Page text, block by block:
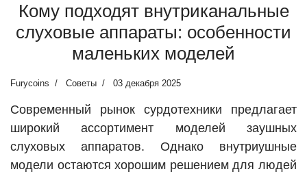
Кому подходят внутриканальные
слуховые аппараты: особенности
маленьких моделей
Furycoins Советы 03 декабря 2025
Современный рынок сурдотехники предлагает
широкий ассортимент моделей заушных
слуховых аппаратов. Однако внутриушные
модели остаются хорошим решением для людей